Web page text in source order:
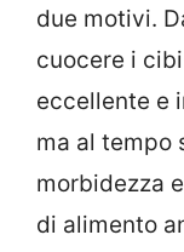
due motivi.
cuocere i
eccellente e
ma al tempo
morbidezza
di alimento